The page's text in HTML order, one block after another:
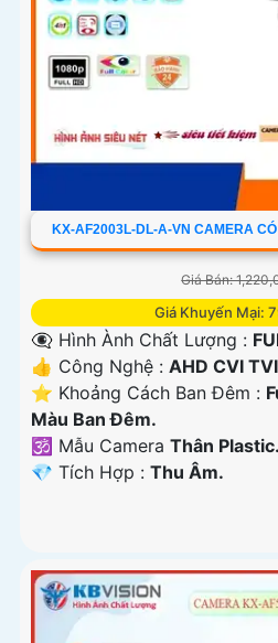
KX-AF2003L-DL-A-VN CAMERA
Giá Bán:
Giá Khuyến Mại:
👁️‍🗨 Hình Ành Chất Lượng :
👍 Công Nghệ : AHD CVI
⭐ Khoảng Cách Ban Đêm :
Màu Ban Ðêm.
🕉️ Mẫu Camera Thân Plastic.
️💎 Tích Hợp : Thu Âm.